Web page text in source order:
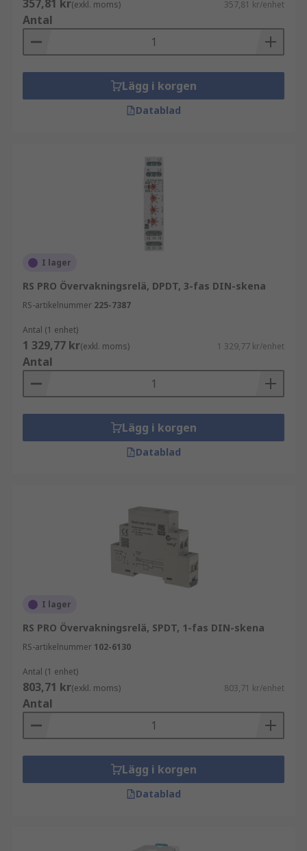
357,81 kr(exkl. moms) 357,81 kr/enhet
Antal
Lägg i korgen
Datablad
I lager
RS PRO Övervakningsrelä, DPDT, 3-fas DIN-skena
RS-artikelnummer 225-7387
Antal (1 enhet)
1 329,77 kr(exkl. moms) 1 329,77 kr/enhet
Antal
Lägg i korgen
Datablad
I lager
RS PRO Övervakningsrelä, SPDT, 1-fas DIN-skena
RS-artikelnummer 102-6130
Antal (1 enhet)
803,71 kr(exkl. moms) 803,71 kr/enhet
Antal
Lägg i korgen
Datablad